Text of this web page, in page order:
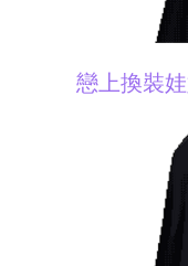
戀上換裝